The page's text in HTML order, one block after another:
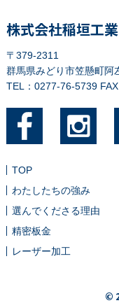
株式会社稲垣工業
〒379-2311
群馬県みどり市笠懸町阿
TEL：0277-76-5739
TOP
わたしたちの強み
選んでくださる理由
精密板金
レーザー加工
©